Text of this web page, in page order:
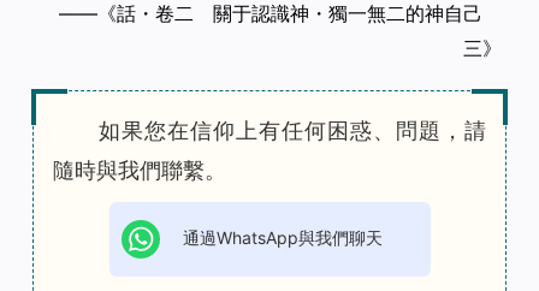
——《話・卷二 關于認識神・獨一無二的神自己
三》
如果您在信仰上有任何困惑、問題，請
隨時與我們聯繫。
通過WhatsApp與我們聊天